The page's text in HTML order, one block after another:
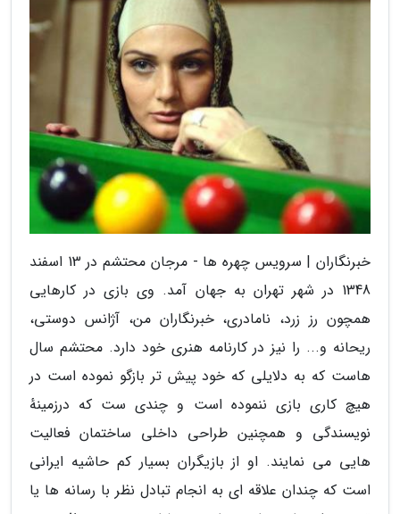
خبرنگاران | سرویس چهره ها - مرجان محتشم در 13 اسفند
1348 در شهر تهران به جهان آمد. وی بازی در کارهایی
همچون رز زرد، نامادری، خبرنگاران من، آژانس دوستی،
ریحانه و... را نیز در کارنامه هنری خود دارد. محتشم سال
هاست که به دلایلی که خود پیش تر بازگو نموده است در
هیچ کاری بازی ننموده است و چندی ست که درزمینهٔ
نویسندگی و همچنین طراحی داخلی ساختمان فعالیت
هایی می نمایند. او از بازیگران بسیار کم حاشیه ایرانی
است که چندان علاقه ای به انجام تبادل نظر با رسانه ها یا